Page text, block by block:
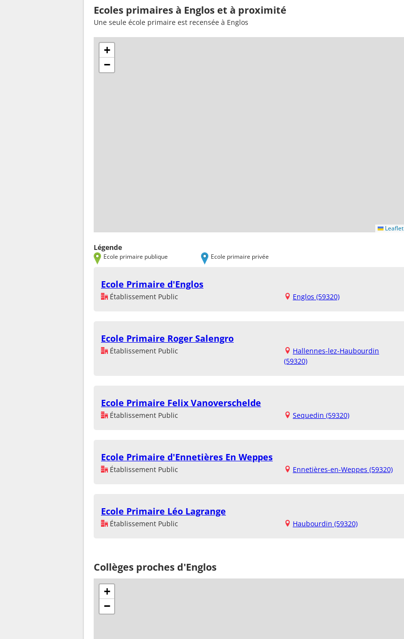
Ecoles primaires à Englos et à proximité
Une seule école primaire est recensée à Englos
+
−
Leaflet
Légende
Ecole primaire publique Ecole primaire privée
Ecole Primaire d'Englos
Établissement Public Englos (59320)
Ecole Primaire Roger Salengro
Établissement Public
Hallennes-lez-Haubourdin
(59320)
Ecole Primaire Felix Vanoverschelde
Établissement Public Sequedin (59320)
Ecole Primaire d'Ennetières En Weppes
Établissement Public Ennetières-en-Weppes (59320)
Ecole Primaire Léo Lagrange
Établissement Public Haubourdin (59320)
Collèges proches d'Englos
+
−